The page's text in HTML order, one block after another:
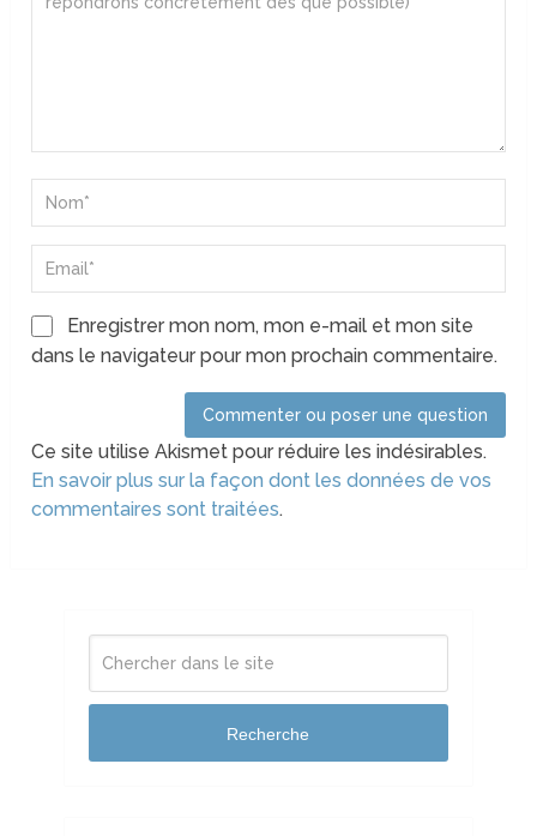
Enregistrer mon nom, mon e-mail et mon site
dans le navigateur pour mon prochain commentaire.
Ce site utilise Akismet pour réduire les indésirables.
En savoir plus sur la façon dont les données de vos
commentaires sont traitées.
Recherche